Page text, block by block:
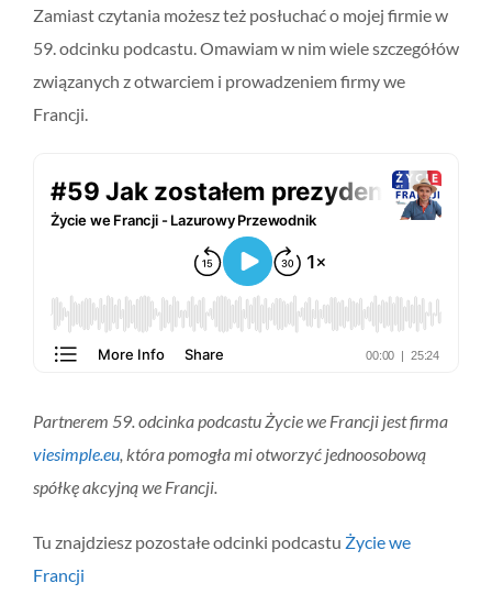
Zamiast czytania możesz też posłuchać o mojej firmie w
59. odcinku podcastu. Omawiam w nim wiele szczegółów
związanych z otwarciem i prowadzeniem firmy we
Francji.
Partnerem 59. odcinka podcastu Życie we Francji jest firma
viesimple.eu, która pomogła mi otworzyć jednoosobową
spółkę akcyjną we Francji.
Tu znajdziesz pozostałe odcinki podcastu Życie we
Francji